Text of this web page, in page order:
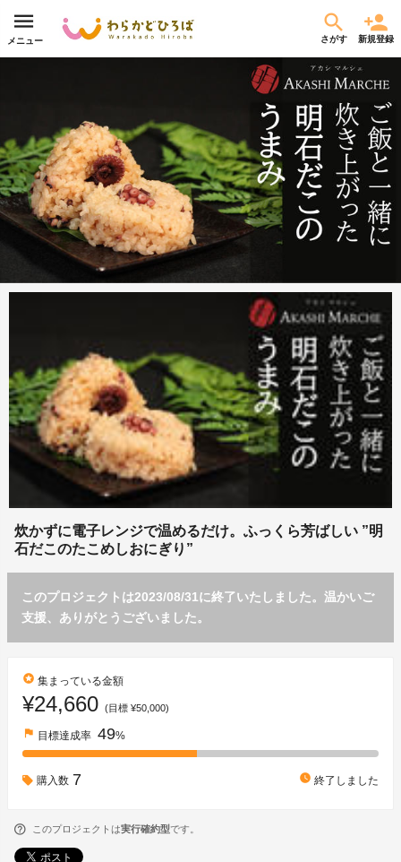
メニュー さがす 新規登録
炊かずに電子レンジで温めるだけ。ふっくら芳ばしい ”明
石だこのたこめしおにぎり”
このプロジェクトは2023/08/31に終了いたしました。温かいご
支援、ありがとうございました。
stars 集まっている金額
¥24,660 (目標 ¥50,000)
flag 目標達成率 49%
購入数 7 watch_later 終了しました
このプロジェクトは実行確約型です。